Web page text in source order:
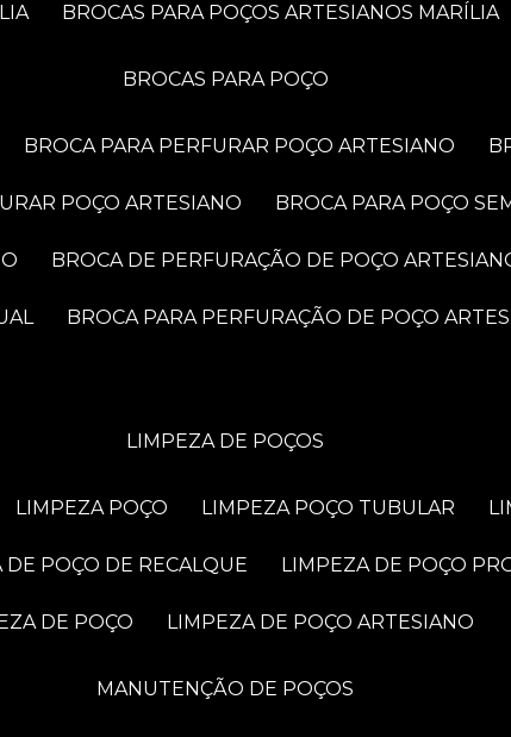
BROCAS PARA POÇOS ARTESIANOS MARÍLIA
BROCAS PARA POÇO
BROCA PARA PERFURAR POÇO ARTESIANO
POÇO ARTESIANO BROCA PARA POÇO
BROCA DE PERFURAÇÃO DE POÇO
BROCA PARA PERFURAÇÃO DE POÇO
LIMPEZA DE POÇOS
LIMPEZA POÇO LIMPEZA POÇO TUBULAR
DE POÇO DE RECALQUE LIMPEZA DE POÇO
DE POÇO LIMPEZA DE POÇO ARTESIANO
MANUTENÇÃO DE POÇOS